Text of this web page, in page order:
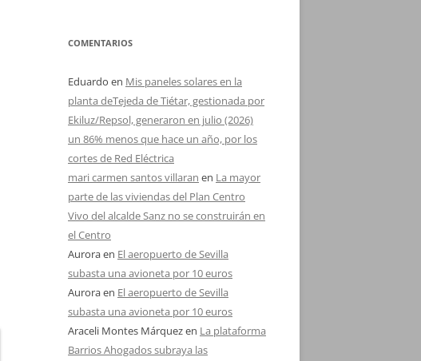
COMENTARIOS
Eduardo en Mis paneles solares en la
planta deTejeda de Tiétar, gestionada por
Ekiluz/Repsol, generaron en julio (2026)
un 86% menos que hace un año, por los
cortes de Red Eléctrica
mari carmen santos villaran en La mayor
parte de las viviendas del Plan Centro
Vivo del alcalde Sanz no se construirán en
el Centro
Auroraen El aeropuerto de Sevilla
subasta una avioneta por 10 euros
Auroraen El aeropuerto de Sevilla
subasta una avioneta por 10 euros
Araceli Montes Márquezen La plataforma
Barrios Ahogados subraya las